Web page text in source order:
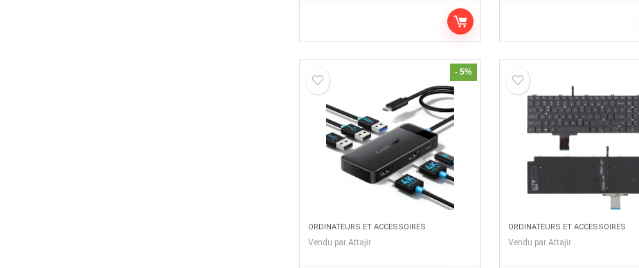
- 5%
ORDINATEURS ET ACCESSOIRES
Vendu par Attajir
ORDINATEURS ET ACCESSOIRES
Vendu parAttajir